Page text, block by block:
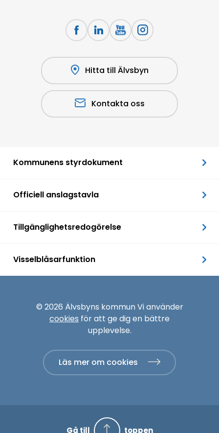
Hitta till Älvsbyn
Kontakta oss
Kommunens styrdokument
Officiell anslagstavla
Tillgänglighetsredogörelse
Visselblåsarfunktion
© 2026 Älvsbyns kommun Vi använder
cookies för att ge dig en bättre
upplevelse.
Läs mer om cookies
Gå till toppen